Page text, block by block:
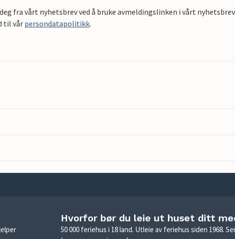
fra vårt nyhetsbrev ved å bruke avmeldingslinken i vårt
til vårpersondatapolitikk.
Hvorfor bør du leie ut huset ditt
50 000 feriehus i 18 land. Utleie av feriehus siden 1968.